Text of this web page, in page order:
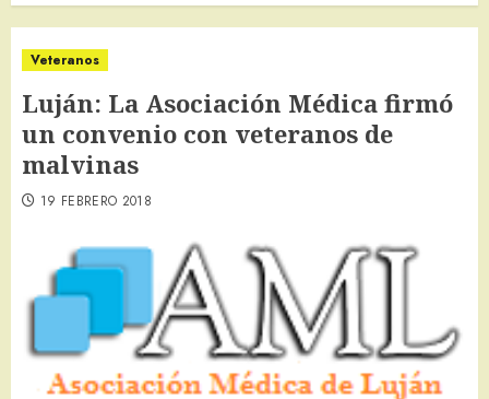
Veteranos
Luján: La Asociación Médica firmó
un convenio con veteranos de
malvinas
19 FEBRERO 2018